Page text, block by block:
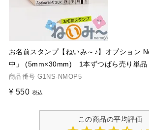
お名前スタンプ【ねいみ～♪】オプション
中」 (5mm×30mm) 1本ずつばら売り単品
商品番号 G1NS-NMOP5
¥ 550 税込